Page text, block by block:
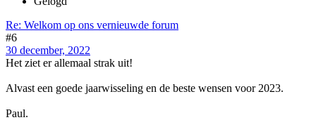
Re: Welkom op ons vernieuwde forum
#6
30 december, 2022
Het ziet er allemaal strak uit!
Alvast een goede jaarwisseling en de beste wensen voor 2023.
Paul.